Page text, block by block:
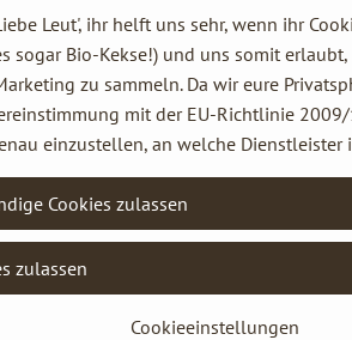
Kaarst
Leut', ihr helft uns sehr, wenn ihr
sogar Bio-Kekse!) und uns somit
zu sammeln. Da wir eure
mit der EU-Richtlinie 2009/
einzustellen, an welche Dienstleister
Cookieeinstellungen
Cookies zulassen
zulassen